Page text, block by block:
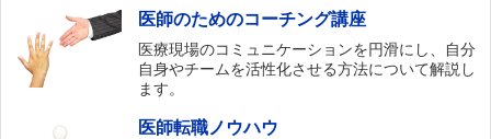
医師のためのコーチング講座
医療現場のコミュニケーションを円滑にし、自分
自身やチームを活性化させる方法について解説し
ます。
医師転職ノウハウ